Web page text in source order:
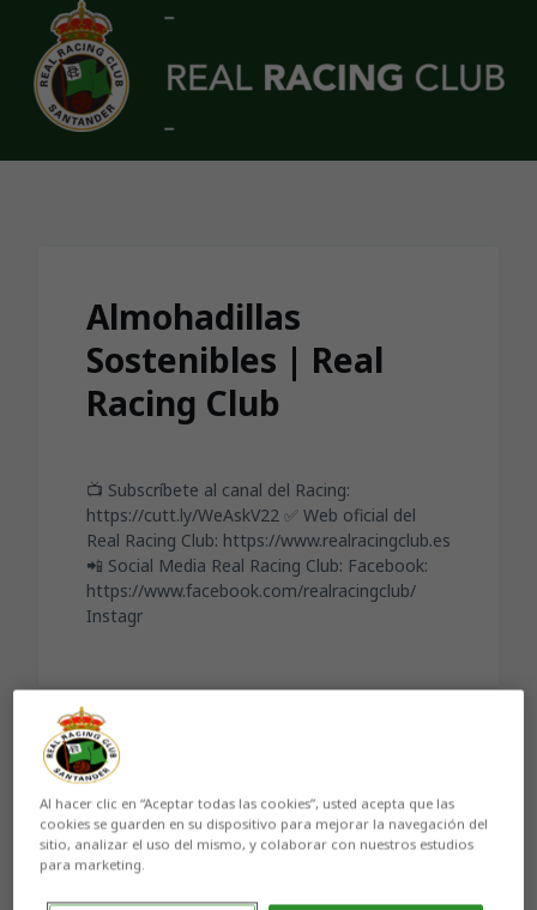
Skip to main content
Almohadillas
Sostenibles | Real
Racing Club
📺 Subscríbete al canal del Racing:
https://cutt.ly/WeAskV22 ✅ Web oficial del
Real Racing Club: https://www.realracingclub.es
📲 Social Media Real Racing Club: Facebook:
https://www.facebook.com/realracingclub/
Instagr
Aún no hay reacciones. ¡Sé el primero!
Al hacer clic en “Aceptar todas las cookies”, usted acepta que las
cookies se guarden en su dispositivo para mejorar la navegación del
sitio, analizar el uso del mismo, y colaborar con nuestros estudios
para marketing.